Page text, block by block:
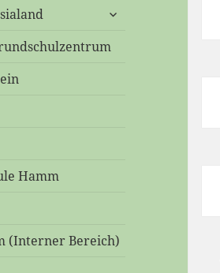
untermenü
Hamm
(Interner Bereich)